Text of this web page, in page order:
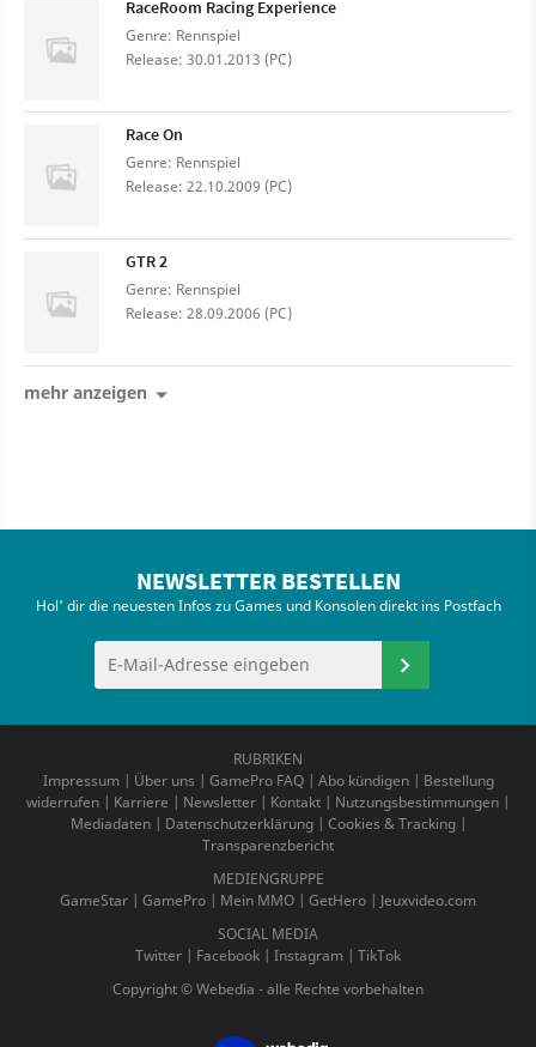
RaceRoom Racing Experience
Genre: Rennspiel
Release: 30.01.2013 (PC)
Race On
Genre: Rennspiel
Release: 22.10.2009 (PC)
GTR 2
Genre: Rennspiel
Release: 28.09.2006 (PC)
mehr anzeigen
NEWSLETTER BESTELLEN
Hol' dir die neuesten Infos zu Games und Konsolen direkt ins Postfach
RUBRIKEN
Impressum| Über uns | GamePro FAQ| Abo kündigen| Bestellung
widerrufen | Karriere | Newsletter | Kontakt | Nutzungsbestimmungen |
Mediadaten| Datenschutzerklärung| Cookies & Tracking|
Transparenzbericht
MEDIENGRUPPE
GameStar | GamePro | Mein MMO | GetHero | Jeuxvideo.com
SOCIAL MEDIA
Twitter | Facebook | Instagram | TikTok
Copyright © Webedia - alle Rechte vorbehalten